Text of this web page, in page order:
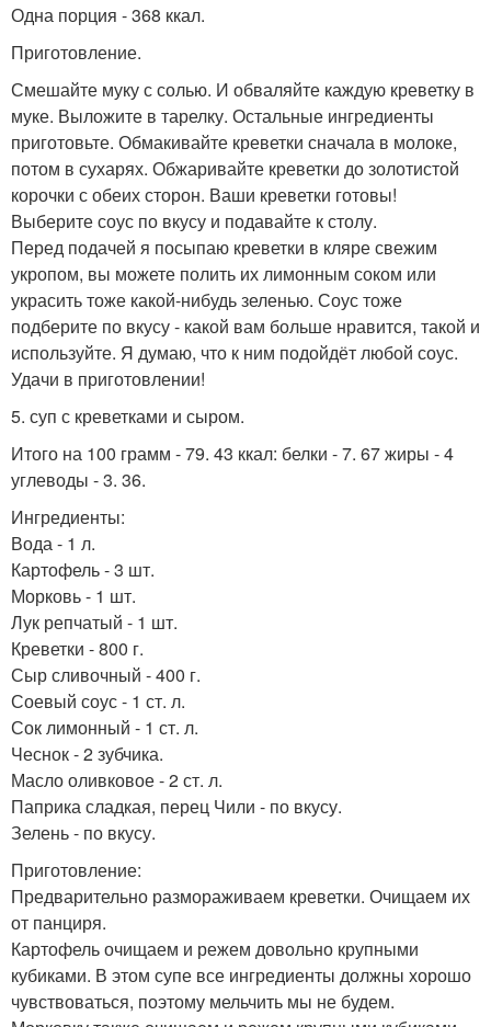
Одна порция - 368 ккал.
Приготовление.
Смешайте муку с солью. И обваляйте каждую креветку в
муке. Выложите в тарелку. Остальные ингредиенты
приготовьте. Обмакивайте креветки сначала в молоке,
потом в сухарях. Обжаривайте креветки до золотистой
корочки с обеих сторон. Ваши креветки готовы!
Выберите соус по вкусу и подавайте к столу.
Перед подачей я посыпаю креветки в кляре свежим
укропом, вы можете полить их лимонным соком или
украсить тоже какой-нибудь зеленью. Соус тоже
подберите по вкусу - какой вам больше нравится, такой и
используйте. Я думаю, что к ним подойдёт любой соус.
Удачи в приготовлении!
5. суп с креветками и сыром.
Итого на 100 грамм - 79. 43 ккал: белки - 7. 67 жиры - 4
углеводы - 3. 36.
Ингредиенты:
Вода - 1 л.
Картофель - 3 шт.
Морковь - 1 шт.
Лук репчатый - 1 шт.
Креветки - 800 г.
Сыр сливочный - 400 г.
Соевый соус - 1 ст. л.
Сок лимонный - 1 ст. л.
Чеснок - 2 зубчика.
Масло оливковое - 2 ст. л.
Паприка сладкая, перец Чили - по вкусу.
Зелень - по вкусу.
Приготовление:
Предварительно размораживаем креветки. Очищаем их
от панциря.
Картофель очищаем и режем довольно крупными
кубиками. В этом супе все ингредиенты должны хорошо
чувствоваться, поэтому мельчить мы не будем.